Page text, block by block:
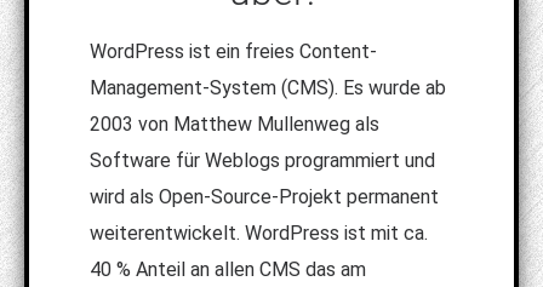
WordPress ist ein freies Content-
Management-System (CMS). Es wurde ab
2003 von Matthew Mullenweg als
Software für Weblogs programmiert und
wird als Open-Source-Projekt permanent
weiterentwickelt. WordPress ist mit ca.
40 % Anteil an allen CMS das am